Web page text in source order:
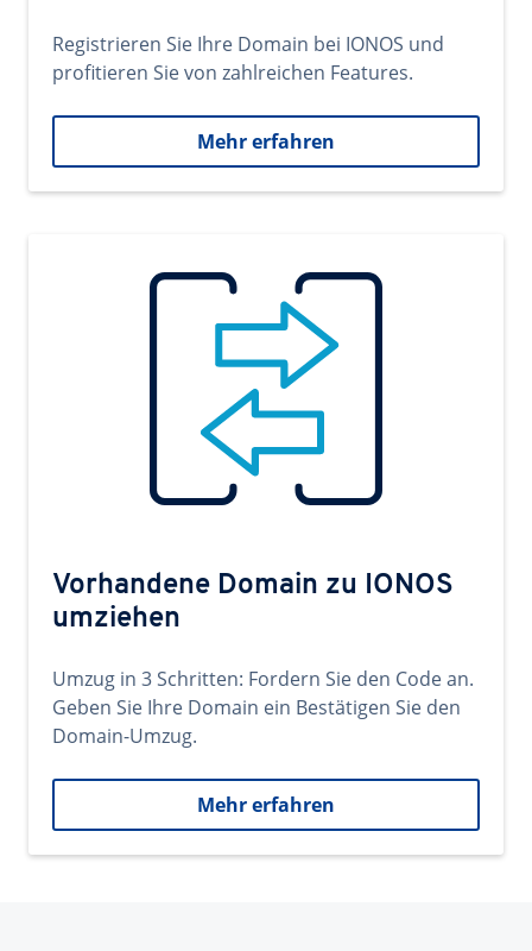
Registrieren Sie Ihre Domain bei IONOS und
profitieren Sie von zahlreichen Features.
Mehr erfahren
Vorhandene Domain zu IONOS
umziehen
Umzug in 3 Schritten: Fordern Sie den Code an.
Geben Sie Ihre Domain ein Bestätigen Sie den
Domain-Umzug.
Mehr erfahren